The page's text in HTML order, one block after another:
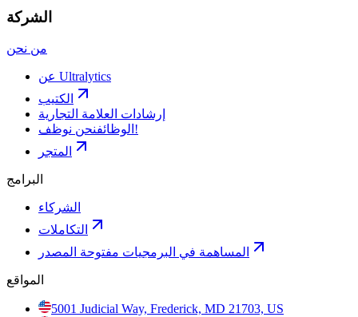
الشركة
من نحن
عن Ultralytics
الكتيب
إرشادات العلامة التجارية
الوظائف نحن نوظف!
المتجر
البرامج
الشركاء
التكاملات
المساهمة في البرمجيات مفتوحة المصدر
المواقع
5001 Judicial Way, Frederick, MD 21703, US